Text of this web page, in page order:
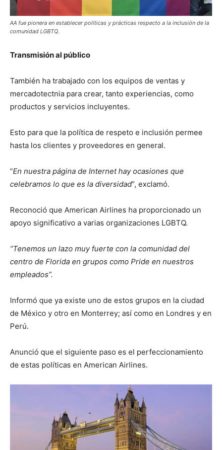
AA fue pionera en establecer políticas y prácticas respecto a la inclusión de la
comunidad LGBTQ.
Transmisión al público
También ha trabajado con los equipos de ventas y
mercadotectnia para crear, tanto experiencias, como
productos y servicios incluyentes.
Esto para que la política de respeto e inclusión permee
hasta los clientes y proveedores en general.
“En nuestra página de Internet hay ocasiones que
celebramos lo que es la diversidad”, exclamó.
Reconoció que American Airlines ha proporcionado un
apoyo significativo a varias organizaciones LGBTQ.
“Tenemos un lazo muy fuerte con la comunidad del
centro de Florida en grupos como Pride en nuestros
empleados”.
Informó que ya existe uno de estos grupos en la ciudad
de México y otro en Monterrey; así como en Londres y en
Perú.
Anunció que el siguiente paso es el perfeccionamiento
de estas políticas en American Airlines.